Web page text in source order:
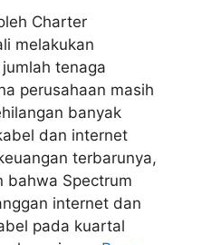
Charter
melakukan
tenaga
perusahaan masih
banyak
dan internet
terbarunya,
bahwa Spectrum
internet dan
pada kuartal